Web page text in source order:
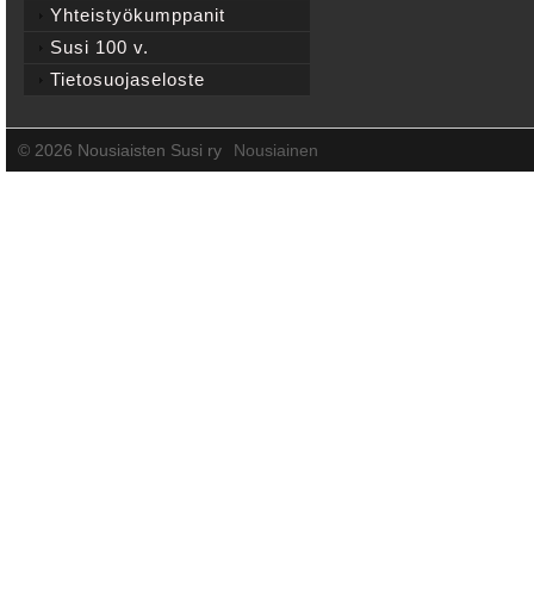
Yhteistyökumppanit
Susi 100 v.
Tietosuojaseloste
© 2026 Nousiaisten Susi ry Nousiainen